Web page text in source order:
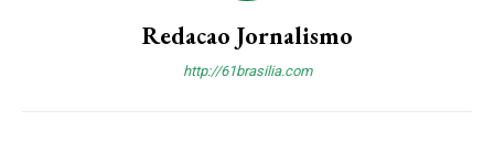
Redacao Jornalismo
http://61brasilia.com